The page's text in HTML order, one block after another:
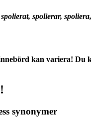
spolierar,
kan variera! Du
synonymer